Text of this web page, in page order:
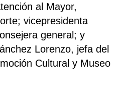
al Mayor,
vicepresidenta
general; y
Lorenzo, jefa del
Cultural y Museo